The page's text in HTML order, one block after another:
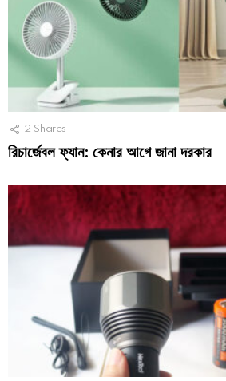
2 Shares
রিচার্জেবল ফ্যান: কেনার আগে জানা দরকার